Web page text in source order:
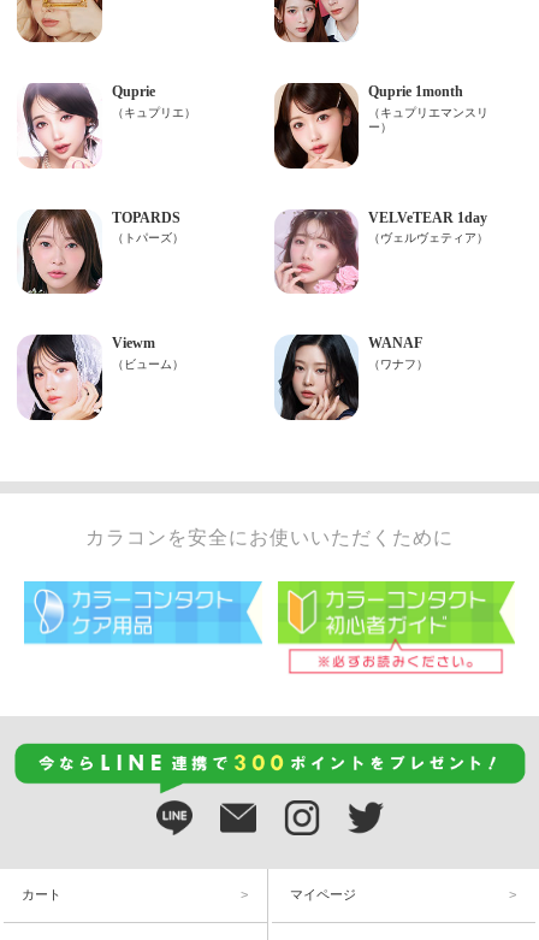
カラコンを安全にお使いいただくために
カート マイページ